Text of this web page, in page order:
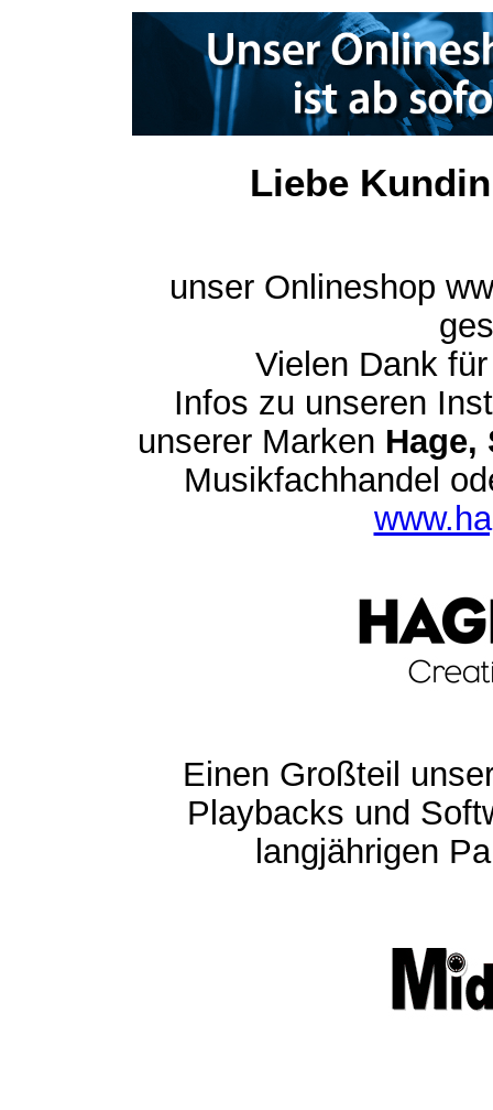
Liebe
unser Onlineshop
Vielen Dank
Infos zu unseren
unserer Marken Hage,
Musikfachhandel
Einen Großteil
Playbacks und
langjährigen